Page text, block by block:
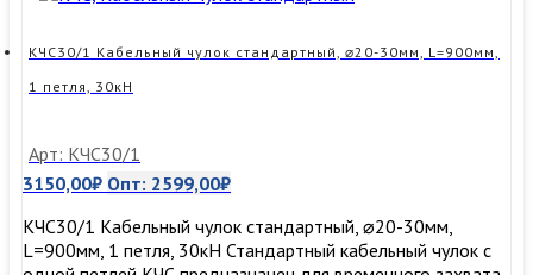
КЧС30/1 Кабельный чулок стандартный, ⌀20-30мм, L=900мм,
1 петля, 30кН
Арт: КЧС30/1
3150,00₽ Опт: 2599,00₽
КЧС30/1 Кабельный чулок стандартный, ⌀20-30мм,
L=900мм, 1 петля, 30кН Стандартный кабельный чулок с